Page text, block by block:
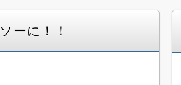
ーに！！